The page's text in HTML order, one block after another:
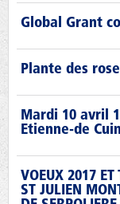
Global Grant
Plante des
Mardi 10 avril
Etienne-de
VOEUX 2017 ET
ST JULIEN